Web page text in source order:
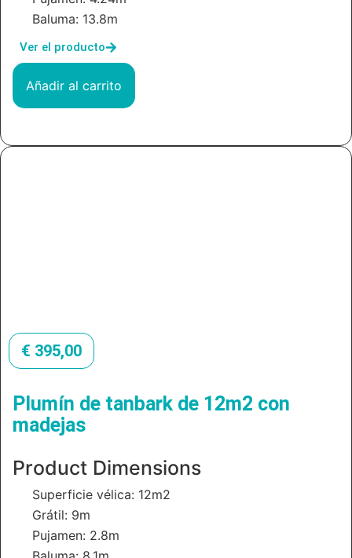
Baluma: 13.8m
Ver el producto
Añadir al carrito
€ 395,00
Plumín de tanbark de 12m2 con
madejas
Product Dimensions
Superficie vélica: 12m2
Grátil: 9m
Pujamen: 2.8m